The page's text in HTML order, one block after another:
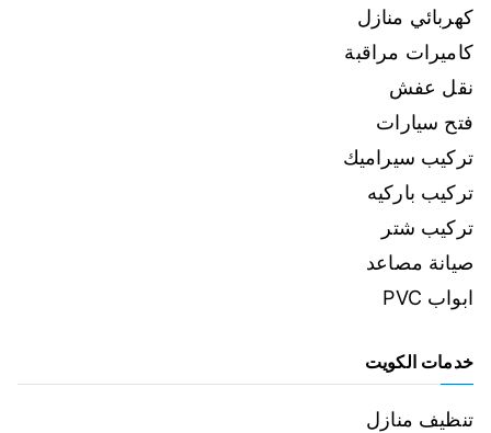
كهربائي منازل
كاميرات مراقبة
نقل عفش
فتح سيارات
تركيب سيراميك
تركيب باركيه
تركيب شتر
صيانة مصاعد
ابواب PVC
خدمات الكويت
تنظيف منازل